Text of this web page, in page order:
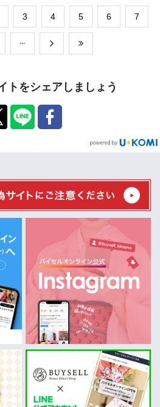
​3 ​4 ​5 ​6 ​7
トをシェアしましょう